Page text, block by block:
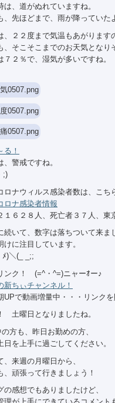
は、道がぬれていますね。
、先ほどまで、雨が降っていた
、２２度まで気温もあがります
、そこそこまでのお天気となり
７２％で、湿気が多いですね。
る！
、警戒ですね。
;)
ロナウィルス感染者数は、こち
ロナ感染者情報
１６２８人、死亡者３７人、東
続いて、数字は落ちついて来ま
けに注目しています。
ﾒ)＼(_ _;;
ンク！ (=^・^=)ニャーｵー♪
新ちぃチャンネル！
UPで動画増量中・・・リンク
土曜日となりましたね。
方も、昨日お勤めの方、
日を上手に過ごしてください。
、来週の月曜日から、
、頑張って行きましょう！
の感想でもありましたけど、